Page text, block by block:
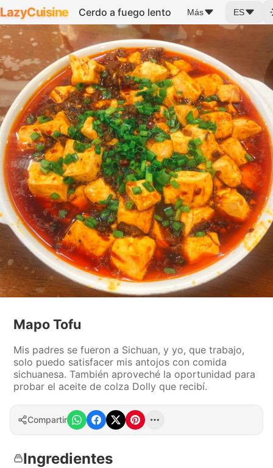
LazyCuisine Cerdo a fuego lento Más ES
Mapo Tofu
Mis padres se fueron a Sichuan, y yo, que trabajo,
solo puedo satisfacer mis antojos con comida
sichuanesa. También aproveché la oportunidad para
probar el aceite de colza Dolly que recibí.
Compartir
Ingredientes